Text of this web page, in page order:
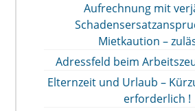
Aufrechnung mit
Mietkaution –
Adressfeld beim
Elternzeit und Urlaub –
erforderlich !